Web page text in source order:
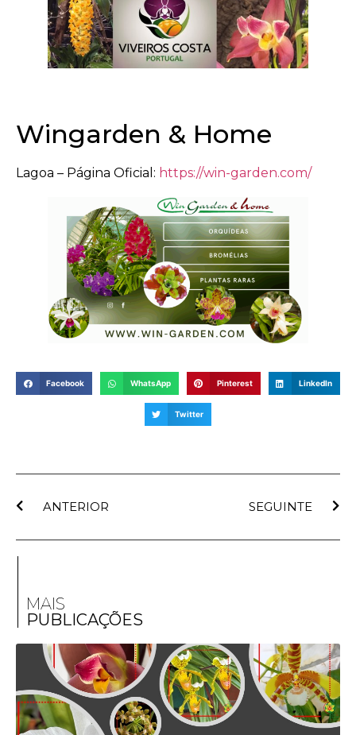
Wingarden & Home
Lagoa – Página Oficial: https://win-garden.com/
Facebook WhatsApp Pinterest LinkedIn
Twitter
ANTERIOR SEGUINTE
MAIS
PUBLICAÇÕES